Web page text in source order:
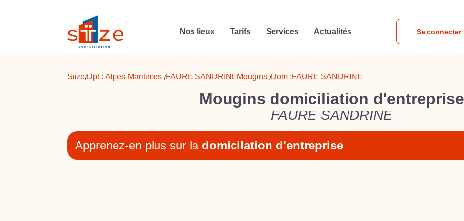
Nos lieux Tarifs Services Actualités Se connecter
Siize/Dpt : Alpes-Maritimes /FAURE SANDRINEMougins /Dom :FAURE SANDRINE
Mougins domiciliation d'entreprise
FAURE SANDRINE
Apprenez-en plus sur la domicilation d'entreprise